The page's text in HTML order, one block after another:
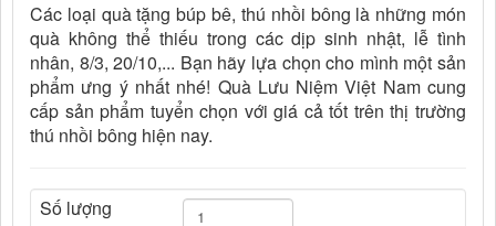
Các loại quà tặng búp bê, thú nhồi bông là những món
quà không thể thiếu trong các dịp sinh nhật, lễ tình
nhân, 8/3, 20/10,... Bạn hãy lựa chọn cho mình một sản
phẩm ưng ý nhất nhé! Quà Lưu Niệm Việt Nam cung
cấp sản phẩm tuyển chọn với giá cả tốt trên thị trường
thú nhồi bông hiện nay.
Số lượng